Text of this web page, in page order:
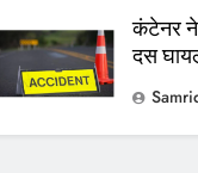
कंटेनर ने
दस